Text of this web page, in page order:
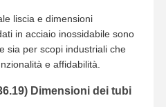
di acciaio inossidabile
liscia e dimensioni
in acciaio inossidabile sono
sia per scopi industriali che
e affidabilità.
Dimensioni dei tubi